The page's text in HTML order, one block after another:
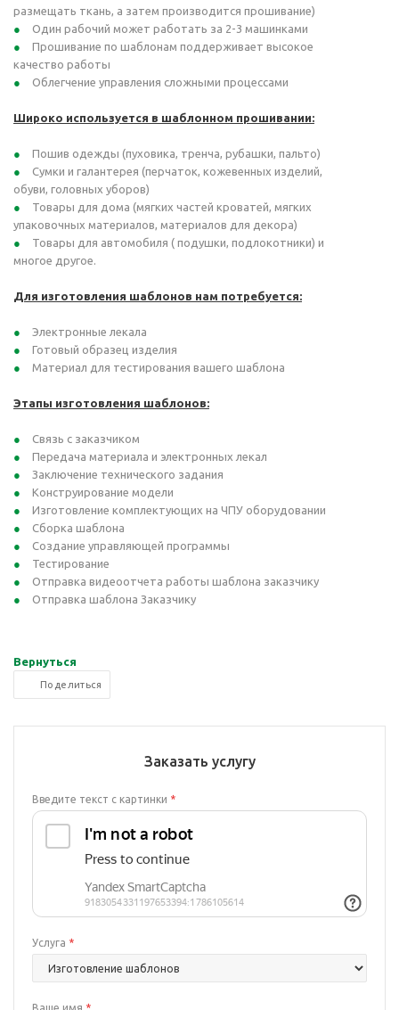
размещать ткань, а затем производится прошивание)
Один рабочий может работать за 2-3 машинками
Прошивание по шаблонам поддерживает высокое
качество работы
Облегчение управления сложными процессами
Широко используется в шаблонном прошивании:
Пошив одежды (пуховика, тренча, рубашки, пальто)
Сумки и галантерея (перчаток, кожевенных изделий,
обуви, головных уборов)
Товары для дома (мягких частей кроватей, мягких
упаковочных материалов, материалов для декора)
Товары для автомобиля ( подушки, подлокотники) и
многое другое.
Для изготовления шаблонов нам потребуется:
Электронные лекала
Готовый образец изделия
Материал для тестирования вашего шаблона
Этапы изготовления шаблонов:
Связь с заказчиком
Передача материала и электронных лекал
Заключение технического задания
Конструирование модели
Изготовление комплектующих на ЧПУ оборудовании
Сборка шаблона
Создание управляющей программы
Тестирование
Отправка видеоотчета работы шаблона заказчику
Отправка шаблона Заказчику
Вернуться
Поделиться
Заказать услугу
Услуга *
Введите текст с картинки *